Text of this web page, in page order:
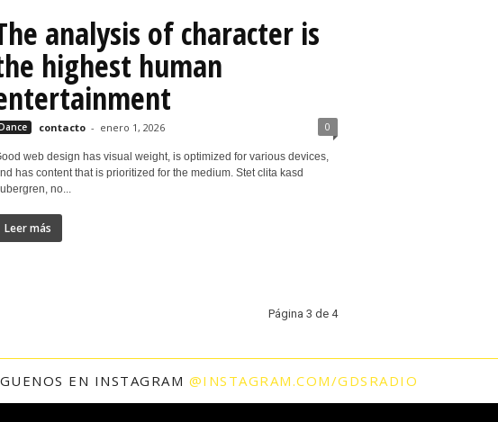
analysis of character is
highest human
contacto - enero 1, 2026 0
web design has visual weight, is optimized for various devices,
has content that is prioritized for the medium. Stet clita kasd
no...
Leer más
Página 3 de 4
EN INSTAGRAM @INSTAGRAM.COM/GDSRADIO